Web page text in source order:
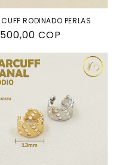
RODINADO PERLAS
COP